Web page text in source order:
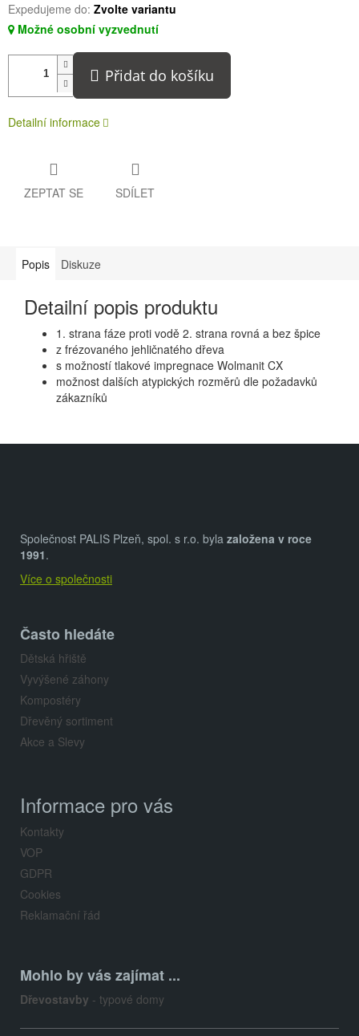
Expedujeme do: Zvolte variantu
Možné osobní vyzvednutí
Přidat do košíku
Detailní informace
ZEPTAT SE SDÍLET
Popis Diskuze
Detailní popis produktu
1. strana fáze proti vodě 2. strana rovná a bez špice
z frézovaného jehličnatého dřeva
s možností tlakové impregnace Wolmanit CX
možnost dalších atypických rozměrů dle požadavků
zákazníků
Společnost PALIS Plzeň, spol. s r.o. byla založena v roce
1991.
Více o společnosti
Často hledáte
Dětská hřiště
Vyvýšené záhony
Kompostéry
Dřevěný sortiment
Akce a Slevy
Informace pro vás
Kontakty
VOP
GDPR
Cookies
Reklamační řád
Mohlo by vás zajímat ...
Dřevostavby - typové domy